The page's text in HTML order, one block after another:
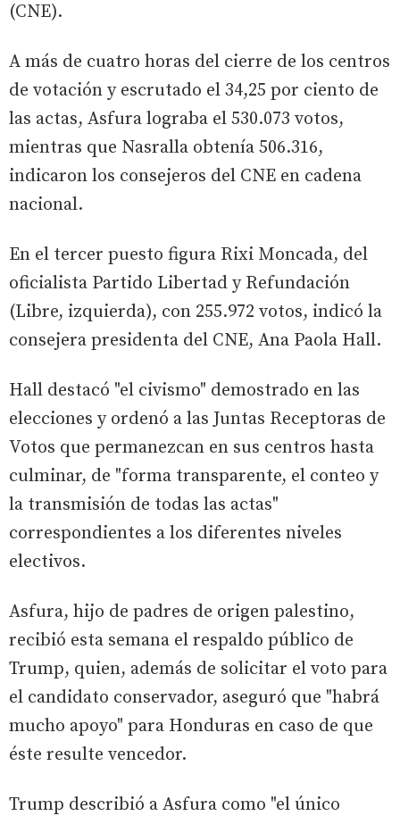
(CNE).
A más de cuatro horas del cierre de los centros
de votación y escrutado el 34,25 por ciento de
las actas, Asfura lograba el 530.073 votos,
mientras que Nasralla obtenía 506.316,
indicaron los consejeros del CNE en cadena
nacional.
En el tercer puesto figura Rixi Moncada, del
oficialista Partido Libertad y Refundación
(Libre, izquierda), con 255.972 votos, indicó la
consejera presidenta del CNE, Ana Paola Hall.
Hall destacó "el civismo" demostrado en las
elecciones y ordenó a las Juntas Receptoras de
Votos que permanezcan en sus centros hasta
culminar, de "forma transparente, el conteo y
la transmisión de todas las actas"
correspondientes a los diferentes niveles
electivos.
Asfura, hijo de padres de origen palestino,
recibió esta semana el respaldo público de
Trump, quien, además de solicitar el voto para
el candidato conservador, aseguró que "habrá
mucho apoyo" para Honduras en caso de que
éste resulte vencedor.
Trump describió a Asfura como "el único